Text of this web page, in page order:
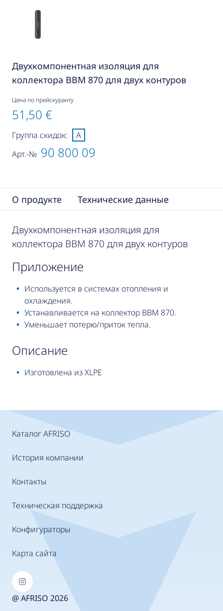
Двухкомпонентная изоляция для
коллектора BBM 870 для двух контуров
Цена по прейскуранту
51,50 €
Арт.-№ 90 800 09
Группа скидок: A
О продукте Технические данные
Двухкомпонентная изоляция для
коллектора BBM 870 для двух контуров
приложение
Используется в системах отопления и
охлаждения.
Устанавливается на коллектор BBM 870.
Уменьшает потерю/приток тепла.
описание
Изготовлена из XLPE
Каталог AFRISO
История компании
Контакты
Техническая поддержка
Конфигураторы
Карта сайта
@ AFRISO 2026